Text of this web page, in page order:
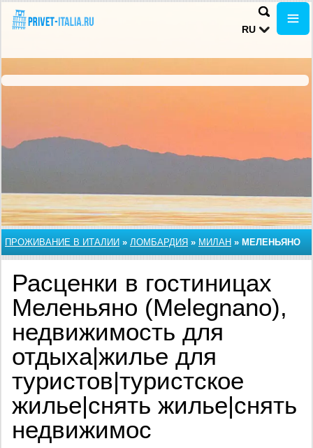
RU
ПРОЖИВАНИЕ В ИТАЛИИ » ЛОМБАРДИЯ » МИЛАН » МЕЛЕНЬЯНО
Расценки в гостиницах
Меленьяно (Melegnano),
недвижимость для
отдыха|жилье для
туристов|туристское
жилье|снять жилье|снять
недвижимос